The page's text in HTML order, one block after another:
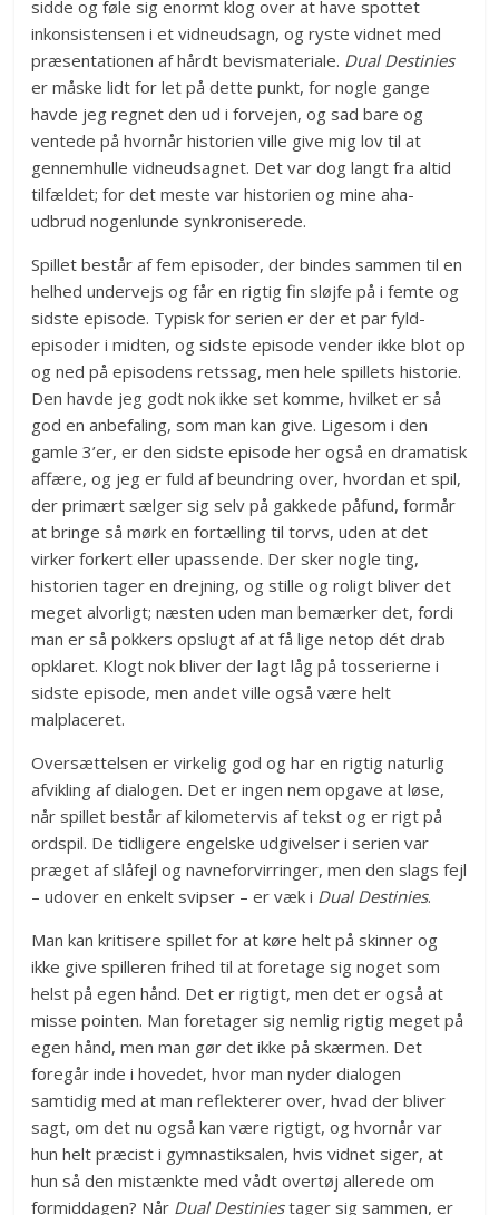
sidde og føle sig enormt klog over at have spottet
inkonsistensen i et vidneudsagn, og ryste vidnet med
præsentationen af hårdt bevismateriale. Dual Destinies
er måske lidt for let på dette punkt, for nogle gange
havde jeg regnet den ud i forvejen, og sad bare og
ventede på hvornår historien ville give mig lov til at
gennemhulle vidneudsagnet. Det var dog langt fra altid
tilfældet; for det meste var historien og mine aha-
udbrud nogenlunde synkroniserede.
Spillet består af fem episoder, der bindes sammen til en
helhed undervejs og får en rigtig fin sløjfe på i femte og
sidste episode. Typisk for serien er der et par fyld-
episoder i midten, og sidste episode vender ikke blot op
og ned på episodens retssag, men hele spillets historie.
Den havde jeg godt nok ikke set komme, hvilket er så
god en anbefaling, som man kan give. Ligesom i den
gamle 3’er, er den sidste episode her også en dramatisk
affære, og jeg er fuld af beundring over, hvordan et spil,
der primært sælger sig selv på gakkede påfund, formår
at bringe så mørk en fortælling til torvs, uden at det
virker forkert eller upassende. Der sker nogle ting,
historien tager en drejning, og stille og roligt bliver det
meget alvorligt; næsten uden man bemærker det, fordi
man er så pokkers opslugt af at få lige netop dét drab
opklaret. Klogt nok bliver der lagt låg på tosserierne i
sidste episode, men andet ville også være helt
malplaceret.
Oversættelsen er virkelig god og har en rigtig naturlig
afvikling af dialogen. Det er ingen nem opgave at løse,
når spillet består af kilometervis af tekst og er rigt på
ordspil. De tidligere engelske udgivelser i serien var
præget af slåfejl og navneforvirringer, men den slags fejl
– udover en enkelt svipser – er væk i Dual Destinies.
Man kan kritisere spillet for at køre helt på skinner og
ikke give spilleren frihed til at foretage sig noget som
helst på egen hånd. Det er rigtigt, men det er også at
misse pointen. Man foretager sig nemlig rigtig meget på
egen hånd, men man gør det ikke på skærmen. Det
foregår inde i hovedet, hvor man nyder dialogen
samtidig med at man reflekterer over, hvad der bliver
sagt, om det nu også kan være rigtigt, og hvornår var
hun helt præcist i gymnastiksalen, hvis vidnet siger, at
hun så den mistænkte med vådt overtøj allerede om
formiddagen? Når Dual Destiniestager sig sammen, er